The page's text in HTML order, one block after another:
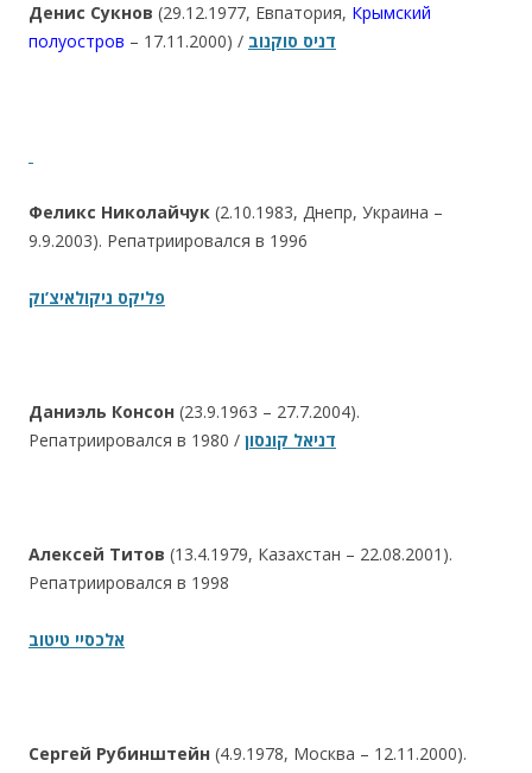
Денис Сукнов (29.12.1977, Евпатория, Крымский
полуостров – 17.11.2000) / דניס סוקנוב
Феликс Николайчук (2.10.1983, Днепр, Украина –
9.9.2003). Репатриировался в 1996
פליקס ניקולאיצ’וק
Даниэль Консон (23.9.1963 – 27.7.2004).
Репатриировался в 1980 / דניאל קונסון
Алексей Титов (13.4.1979, Казахстан – 22.08.2001).
Репатриировался в 1998
אלכסיי טיטוב
Сергей Рубинштейн (4.9.1978, Москва – 12.11.2000).